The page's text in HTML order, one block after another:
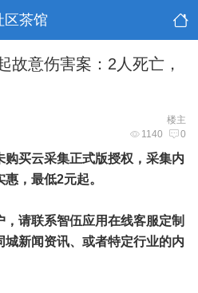
区茶馆
故意伤害案：2人死亡，
楼主
1140 0
买云采集正式版授权，采集内
，最低2元起。
请联系智伍应用在线客服定制
城新闻资讯、或者特定行业的内